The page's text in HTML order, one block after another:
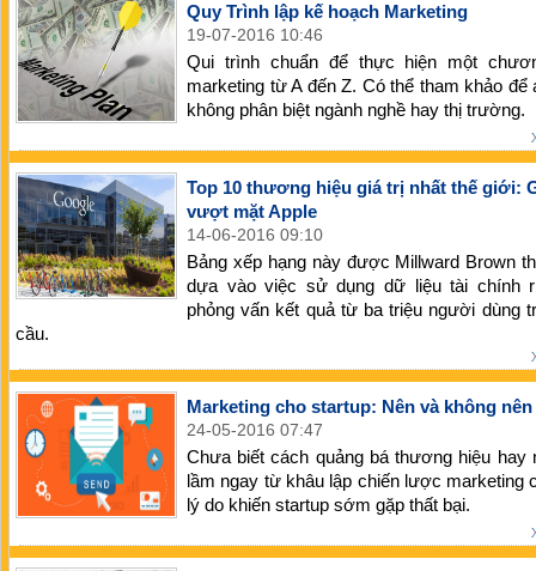
Quy Trình lập kế hoạch Marketing
19-07-2016 10:46
Qui trình chuẩn để thực hiện một
marketing từ A đến Z. Có thể tham khảo để
không phân biệt ngành nghề hay thị trường.
Top 10 thương hiệu giá trị nhất thế giới:
vượt mặt Apple
14-06-2016 09:10
Bảng xếp hạng này được Millward Brown
dựa vào việc sử dụng dữ liệu tài chính
phỏng vấn kết quả từ ba triệu người dùng
cầu.
Marketing cho startup: Nên và không nên
24-05-2016 07:47
Chưa biết cách quảng bá thương hiệu hay
lầm ngay từ khâu lập chiến lược marketing
lý do khiến startup sớm gặp thất bại.